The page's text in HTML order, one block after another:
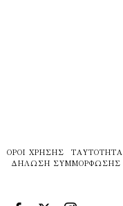
ΌΡΟΙ ΧΡΉΣΗΣ ΤΑΥΤΌΤΗΤΑ
ΔΉΛΩΣΗ ΣΥΜΜΌΡΦΩΣΗΣ